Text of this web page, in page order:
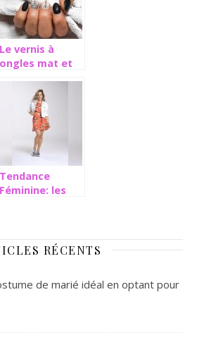
Le vernis à
ongles mat et
permanente
Tendance
Féminine: les
RÉCENTS
de marié idéal en optant pour